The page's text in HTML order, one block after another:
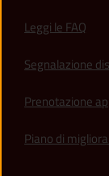
Leggi le FAQ
Segnalazione
Prenotazione
Piano di